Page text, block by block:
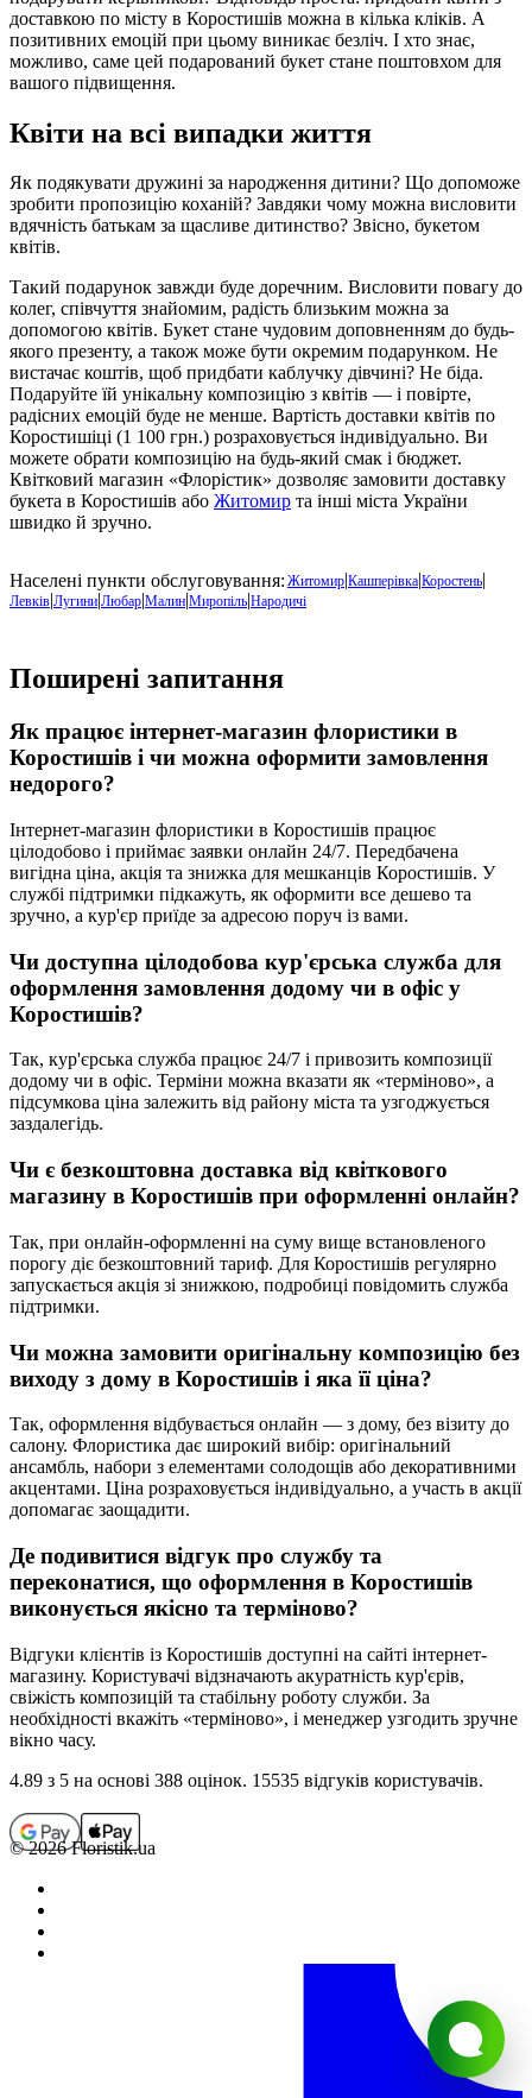
доставкою по місту в Коростишів можна в кілька кліків. А
позитивних емоцій при цьому виникає безліч. І хто знає,
можливо, саме цей подарований букет стане поштовхом для
вашого підвищення.
Квіти на всі випадки життя
Як подякувати дружині за народження дитини? Що допоможе
зробити пропозицію коханій? Завдяки чому можна висловити
вдячність батькам за щасливе дитинство? Звісно, букетом
квітів.
Такий подарунок завжди буде доречним. Висловити повагу до
колег, співчуття знайомим, радість близьким можна за
допомогою квітів. Букет стане чудовим доповненням до будь-
якого презенту, а також може бути окремим подарунком. Не
вистачає коштів, щоб придбати каблучку дівчині? Не біда.
Подаруйте їй унікальну композицію з квітів — і повірте,
радісних емоцій буде не менше. Вартість доставки квітів по
Коростишіці (1 100 грн.) розраховується індивідуально. Ви
можете обрати композицію на будь-який смак і бюджет.
Квітковий магазин «Флорістик» дозволяє замовити доставку
букета в Коростишів або Житомир та інші міста України
швидко й зручно.
Населені пункти обслуговування: Житомир Кашперівка Коростень
Левків Лугини Любар Малин Миропіль Народичі
Поширені запитання
Як працює інтернет-магазин флористики в
Коростишів і чи можна оформити замовлення
недорого?
Інтернет-магазин флористики в Коростишів працює
цілодобово і приймає заявки онлайн 24/7. Передбачена
вигідна ціна, акція та знижка для мешканців Коростишів. У
службі підтримки підкажуть, як оформити все дешево та
зручно, а кур'єр приїде за адресою поруч із вами.
Чи доступна цілодобова кур'єрська служба для
оформлення замовлення додому чи в офіс у
Коростишів?
Так, кур'єрська служба працює 24/7 і привозить композиції
додому чи в офіс. Терміни можна вказати як «терміново», а
підсумкова ціна залежить від району міста та узгоджується
заздалегідь.
Чи є безкоштовна доставка від квіткового
магазину в Коростишів при оформленні онлайн?
Так, при онлайн-оформленні на суму вище встановленого
порогу діє безкоштовний тариф. Для Коростишів регулярно
запускається акція зі знижкою, подробиці повідомить служба
підтримки.
Чи можна замовити оригінальну композицію без
виходу з дому в Коростишів і яка її ціна?
Так, оформлення відбувається онлайн — з дому, без візиту до
салону. Флористика дає широкий вибір: оригінальний
ансамбль, набори з елементами солодощів або декоративними
акцентами. Ціна розраховується індивідуально, а участь в акції
допомагає заощадити.
Де подивитися відгук про службу та
переконатися, що оформлення в Коростишів
виконується якісно та терміново?
Відгуки клієнтів із Коростишів доступні на сайті інтернет-
магазину. Користувачі відзначають акуратність кур'єрів,
свіжість композицій та стабільну роботу служби. За
необхідності вкажіть «терміново», і менеджер узгодить зручне
вікно часу.
4.89 з 5 на основi 388 оцiнок. 15535 відгуків користувачiв.
© 2026 Floristik.ua